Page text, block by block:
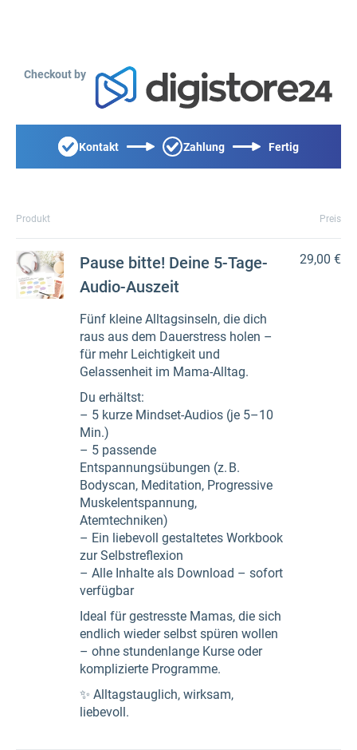
Checkout by
Kontakt Zahlung Fertig
Produkt Preis
Pause bitte! Deine 5-Tage-
Audio-Auszeit
Fünf kleine Alltagsinseln, die dich
raus aus dem Dauerstress holen –
für mehr Leichtigkeit und
Gelassenheit im Mama-Alltag.
Du erhältst:
– 5 kurze Mindset-Audios (je 5–10
Min.)
– 5 passende
Entspannungsübungen (z. B.
Bodyscan, Meditation, Progressive
Muskelentspannung,
Atemtechniken)
– Ein liebevoll gestaltetes Workbook
zur Selbstreflexion
– Alle Inhalte als Download – sofort
verfügbar
Ideal für gestresste Mamas, die sich
endlich wieder selbst spüren wollen
– ohne stundenlange Kurse oder
komplizierte Programme.
✨ Alltagstauglich, wirksam,
liebevoll.
29,00 €